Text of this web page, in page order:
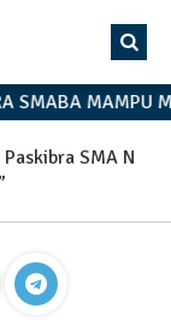
SMABA MAMPU
Paskibra SMA N